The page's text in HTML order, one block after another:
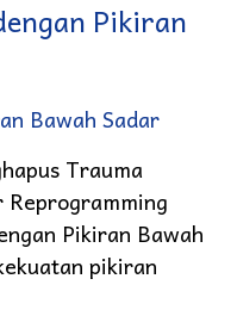
Pikiran
Bawah Sadar
Trauma
Reprogramming
Pikiran Bawah
pikiran